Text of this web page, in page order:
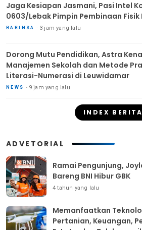
Jaga Kesiapan Jasmani, Pasi Intel
0603/Lebak Pimpin Pembinaan Fisik
BABINSA 3 jam yang lalu
Dorong Mutu Pendidikan, Astra
Manajemen Sekolah dan Metode
Literasi-Numerasi di Leuwidamar
NEWS 9 jam yang lalu
INDEX BERITA
ADVETORIAL
Ramai Pengunjung,
Bareng BNI Hibur GBK
4 tahun yang lalu
Memanfaatkan
Pertanian, Keuangan,